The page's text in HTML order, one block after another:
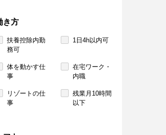
き方
扶養控除内勤
務可
1日4h以内可
体を動かす仕
事
在宅ワーク・
内職
リゾートの仕
事
残業月10時間
以下